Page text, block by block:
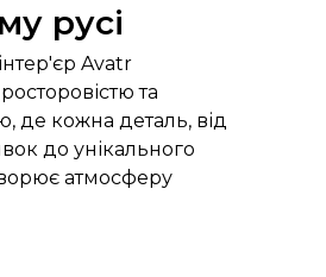
русі
Avatr
та
де кожна деталь, від
до унікального
атмосферу